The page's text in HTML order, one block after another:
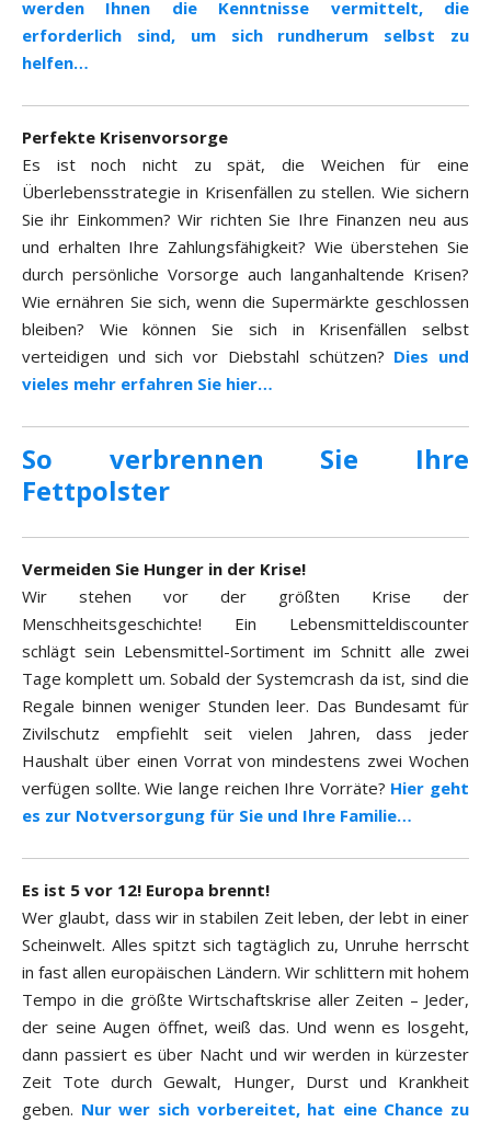
werden Ihnen die Kenntnisse vermittelt, die
erforderlich sind, um sich rundherum selbst zu
helfen…
Perfekte Krisenvorsorge
Es ist noch nicht zu spät, die Weichen für eine
Überlebensstrategie in Krisenfällen zu stellen. Wie sichern
Sie ihr Einkommen? Wir richten Sie Ihre Finanzen neu aus
und erhalten Ihre Zahlungsfähigkeit? Wie überstehen Sie
durch persönliche Vorsorge auch langanhaltende Krisen?
Wie ernähren Sie sich, wenn die Supermärkte geschlossen
bleiben? Wie können Sie sich in Krisenfällen selbst
verteidigen und sich vor Diebstahl schützen? Dies und
vieles mehr erfahren Sie hier…
So verbrennen Sie Ihre
Fettpolster
Vermeiden Sie Hunger in der Krise!
Wir stehen vor der größten Krise der
Menschheitsgeschichte! Ein Lebensmitteldiscounter
schlägt sein Lebensmittel-Sortiment im Schnitt alle zwei
Tage komplett um. Sobald der Systemcrash da ist, sind die
Regale binnen weniger Stunden leer. Das Bundesamt für
Zivilschutz empfiehlt seit vielen Jahren, dass jeder
Haushalt über einen Vorrat von mindestens zwei Wochen
verfügen sollte. Wie lange reichen Ihre Vorräte? Hier geht
es zur Notversorgung für Sie und Ihre Familie…
Es ist 5 vor 12! Europa brennt!
Wer glaubt, dass wir in stabilen Zeit leben, der lebt in einer
Scheinwelt. Alles spitzt sich tagtäglich zu, Unruhe herrscht
in fast allen europäischen Ländern. Wir schlittern mit hohem
Tempo in die größte Wirtschaftskrise aller Zeiten – Jeder,
der seine Augen öffnet, weiß das. Und wenn es losgeht,
dann passiert es über Nacht und wir werden in kürzester
Zeit Tote durch Gewalt, Hunger, Durst und Krankheit
geben. Nur wer sich vorbereitet, hat eine Chance zu